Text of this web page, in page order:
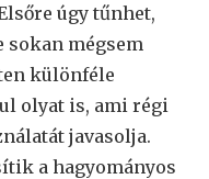
úgy tűnhet,
sokan mégsem
különféle
olyat is, ami régi
javasolja.
a hagyományos